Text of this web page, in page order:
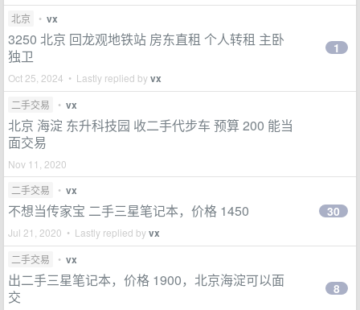
北京 • vx
3250 北京 回龙观地铁站 房东直租 个人转租 主卧
独卫
Oct 25, 2024 • Lastly replied byvx
1
二手交易 • vx
北京 海淀 东升科技园 收二手代步车 预算 200 能当
面交易
Nov 11, 2020
二手交易
• vx
不想当传家宝 二手三星笔记本，价格 1450
Jul 21, 2020 • Lastly replied byvx
30
二手交易 • vx
出二手三星笔记本，价格 1900，北京海淀可以面
交
8